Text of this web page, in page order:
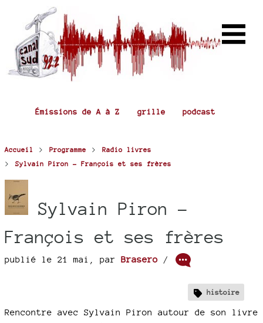
Émissions de A à Z grille podcast
Accueil > Programme > Radio livres
> Sylvain Piron - François et ses frères
Sylvain Piron -
François et ses frères
publié le 21 mai par Brasero /
histoire
Rencontre avec Sylvain Piron autour de son livre